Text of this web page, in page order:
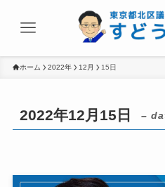
ホーム 2022年 12月 15日
2022年12月15日 –